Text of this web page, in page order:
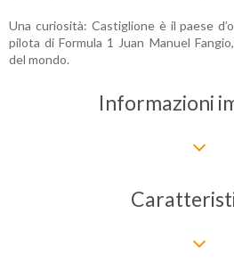
Una curiosità: Castiglione è il paese
pilota di Formula 1 Juan Manuel
del mondo.
Informazioni